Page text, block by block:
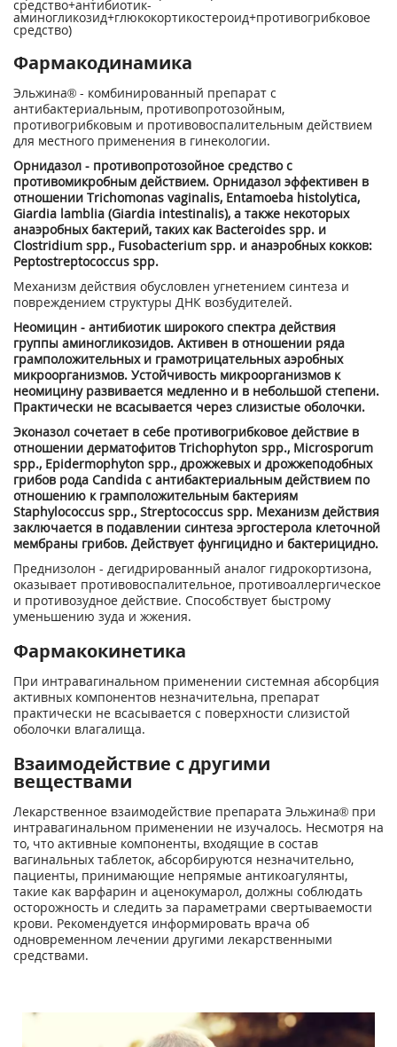
средство+антибиотик-
аминогликозид+глюкокортикостероид+противогрибковое
средство)
Фармакодинамика
Эльжина® - комбинированный препарат с
антибактериальным, противопротозойным,
противогрибковым и противовоспалительным действием
для местного применения в гинекологии.
Орнидазол - противопротозойное средство с
противомикробным действием. Орнидазол эффективен в
отношении Trichomonas vaginalis, Entamoeba histolytica,
Giardia lamblia (Giar­dia intestinalis), а также некоторых
анаэробных бактерий, таких как Bacteroides spp. и
Clostridium spp., Fusobacterium spp. и анаэробных кокков:
Peptostreptococcus spp.
Механизм действия обусловлен угнетением синтеза и
повреждением структуры ДНК воз­будителей.
Неомицин - антибиотик широкого спектра действия
группы аминогликозидов. Активен в отношении ряда
грамположительных и грамотрицательных аэробных
микроорганизмов. Устойчивость микроорганизмов к
неомицину развивается медленно и в небольшой степени.
Практически не всасывается через слизистые оболочки.
Эконазол сочетает в себе противогрибковое действие в
отношении дерматофитов Trichophyton spp., Microsporum
spp., Epidermophyton spp., дрожжевых и дрожжеподобных
грибов рода Candida с антибактериальным действием по
отношению к грамположительным бактериям
Staphylococcus spp., Streptococcus spp. Механизм действия
заключается в подавлении синтеза эргостерола клеточной
мембраны грибов. Действует фунгицидно и бактерицидно.
Преднизолон - дегидрированный аналог гидрокортизона,
оказывает противовоспалительное, противоаллергическое
и противозудное действие. Способствует быстрому
уменьшению зуда и жжения.
Фармакокинетика
При интравагинальном применении системная абсорбция
активных компонентов незначи­тельна, препарат
практически не всасывается с поверхности слизистой
оболочки влагалища.
Взаимодействие с другими
веществами
Лекарственное взаимодействие препарата Эльжина® при
интравагинальном применении не изучалось. Несмотря на
то, что активные компоненты, входящие в состав
вагинальных таблеток, абсорбируются незначительно,
пациенты, принимающие непрямые антикоагулянты,
такие как варфарин и аценокумарол, должны соблюдать
осторожность и следить за параметрами свертываемости
крови. Рекомендуется информировать врача об
одновременном лечении другими лекарственными
средствами.